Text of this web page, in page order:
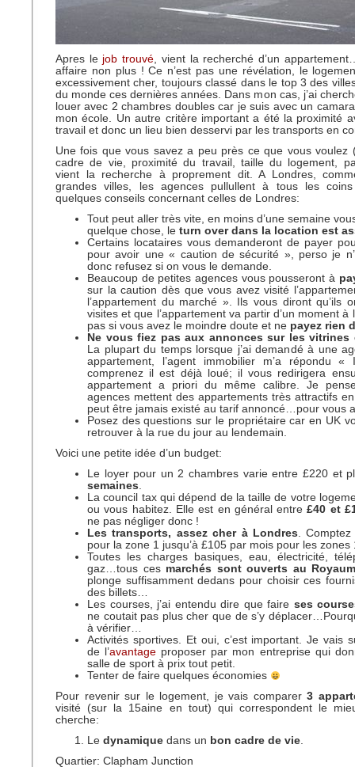
Apres le job trouvé, vient la recherché d’un
affaire non plus ! Ce n’est pas une révélation, le
excessivement cher, toujours classé dans le top 3 des
du monde ces dernières années. Dans mon cas, j’ai
louer avec 2 chambres doubles car je suis avec un
mon école. Un autre critère important a été la proximité
travail et donc un lieu bien desservi par les transports en
Une fois que vous savez a peu près ce que vous voulez
cadre de vie, proximité du travail, taille du logement,
vient la recherche à proprement dit. A Londres,
grandes villes, les agences pullullent à tous les
quelques conseils concernant celles de Londres:
Tout peut aller très vite, en moins d’une semaine
quelque chose, le turn over dans la location est
Certains locataires vous demanderont de payer
pour avoir une « caution de sécurité », perso je
donc refusez si on vous le demande.
Beaucoup de petites agences vous pousseront à
sur la caution dès que vous avez visité
l’appartement du marché ». Ils vous diront qu’ils
visites et que l’appartement va partir d’un moment à
pas si vous avez le moindre doute et ne payez rien
Ne vous fiez pas aux annonces sur les vitrines
La plupart du temps lorsque j’ai demandé à une
appartement, l’agent immobilier m’a répondu
comprenez il est déjà loué; il vous redirigera
appartement a priori du même calibre. Je
agences mettent des appartements très attractifs
peut être jamais existé au tarif annoncé…pour vous
Posez des questions sur le propriétaire car en UK
retrouver à la rue du jour au lendemain.
Voici une petite idée d’un budget:
Le loyer pour un 2 chambres varie entre £220 et
semaines.
La council tax qui dépend de la taille de votre
ou vous habitez. Elle est en général entre£40 et
ne pas négliger donc !
Les transports, assez cher à Londres.
pour la zone 1 jusqu’à £105 par mois pour les zones
Toutes les charges basiques, eau, électricité,
gaz…tous ces marchés sont ouverts au
plonge suffisamment dedans pour choisir ces
des billets…
Les courses, j’ai entendu dire que faire ses
ne coutait pas plus cher que de s’y
à vérifier…
Activités sportives. Et oui, c’est important. Je vais
de l’avantage proposer par mon entreprise qui
salle de sport à prix tout petit.
Tenter de faire quelques économies
Pour revenir sur le logement, je vais comparer3
visité (sur la 15aine en tout) qui correspondent le
cherche:
Le dynamique dans un bon cadre de vie.
Quartier: Clapham Junction